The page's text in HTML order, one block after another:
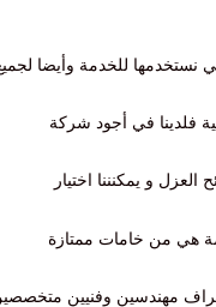
نستخدمها للخدمة وأيضا
فلدينا في أجود شركة
و يمكنننا اختيار
هي من خامات ممتازة
مهندسين وفنيين